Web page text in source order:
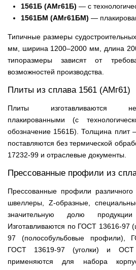
1561Б (АМг61Б) — с
1561БМ (АМг61БМ) —
Типичные размеры
мм, ширина 1200–2000 мм, длина
типоразмеры зависят от
возможностей производства.
Плиты из сплава 1561 (АМг61)
Плиты изготавливаются
плакированными (с
обозначение 1561Б). Толщина
поставляются без термической
17232-99 и отраслевые документы.
Прессованные профили из
Прессованные профили различного
швеллеры, Z-образные,
значительную долю
Изготавливаются по ГОСТ 13616-
97 (полособульбовые профили),
ГОСТ 13619-97 (уголки) и
применяются для набора